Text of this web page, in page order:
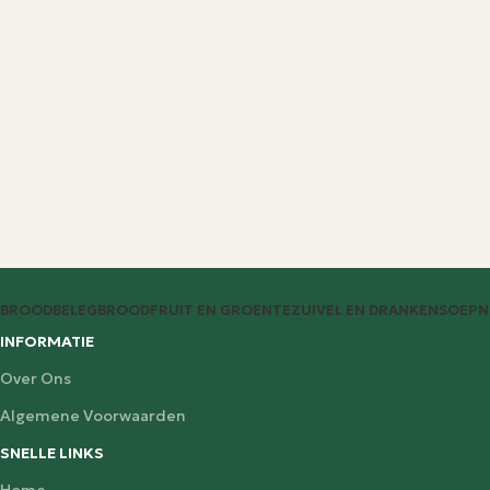
BROODBELEGBROODFRUIT EN GROENTEZUIVEL EN DRANKENSOEP
INFORMATIE
Over Ons
Algemene Voorwaarden
SNELLE LINKS